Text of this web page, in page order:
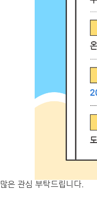
많은 관심 부탁드립니다.